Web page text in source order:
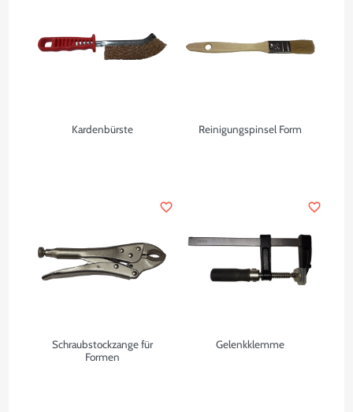
Kardenbürste Reinigungspinsel Form
Schraubstockzange für
Formen
favorite_border
Gelenkklemme
favorite_border